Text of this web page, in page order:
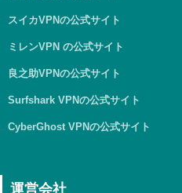
スイカVPNの公式サイト
ミレンVPN の公式サイト
良之助VPNの公式サイト
Surfshark VPNの公式サイト
CyberGhost VPNの公式サイト
運営会社